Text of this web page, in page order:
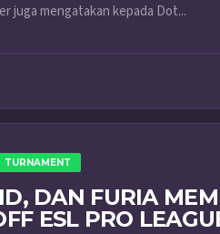
juga mengatakan kepada Dot...
TURNAMENT
DAN FURIA
ESL PRO